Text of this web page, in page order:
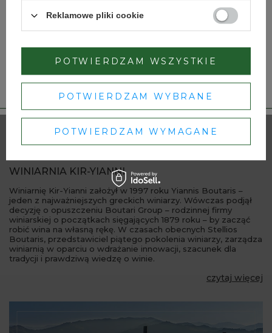
WINIARNIA KIR-YIANNI
Winiarnię Kir-Yianni założył w 1997 roku Yiannis Boutaris –
jeden z najważniejszych greckich winiarzy. Wówczas podjął
decyzję o opuszczeniu Boutari Group – rodzinnej firmy
winiarskiej o początkach sięgających 1879 roku – by zacząć
robić wina na własną rękę. W czasach obecnych Stellios
Boutaris, przedstawiciel piątego pokolenia winiarzy, zarządza
winiarnią w oparciu o wdrażanie innowacji, szacunek dla
tradycji i prawdziwą wiedzę o winie.
czytaj więcej
TAK NIE
Dbamy o Twoją prywatność
Reklamowe pliki cookie
POTWIERDZAM WYBRANE
POTWIERDZAM WYMAGANE
POTWIERDZAM WSZYSTKIE